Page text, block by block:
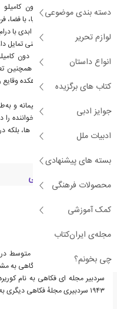
دسته بندی موضوعی
لوازم تحریر
انواع داستان
کتاب های برگزیده
جوایز ادبی
ادبیات ملل
بسته های پیشنهادی
محصولات فرهنگی
کمک آموزشی
مجله‌ی ایران‌کتاب
چی بخونم؟
خواندن دنیای کوچک دون
حاصلخیزترین دشت ایتالیا، با
در دنیای کوچک، نیروهای ابدی با
چیزهای خنده دار و غیرزمینی تمایل
شناختن کشیش دهکده، دون
مشکلی نخواهید داشت. همچنین
صلیب بزرگ در کلیسای دهکده وقایع
این داستان‌های دلربا، حکیمانه و
سال‌هاست که میلیون‌ها خواننده
است. آنها نه تنها در کتاب ها، بلکه
اند.
درباره جووانی گوارسکی
او در خانواده ای از طبقهٔ متوسط
۱۹۴۳ سردبیری مجلهٔ فکاهی دیگری به نام برتولدو به عهدهٔ او گذاشته شد.